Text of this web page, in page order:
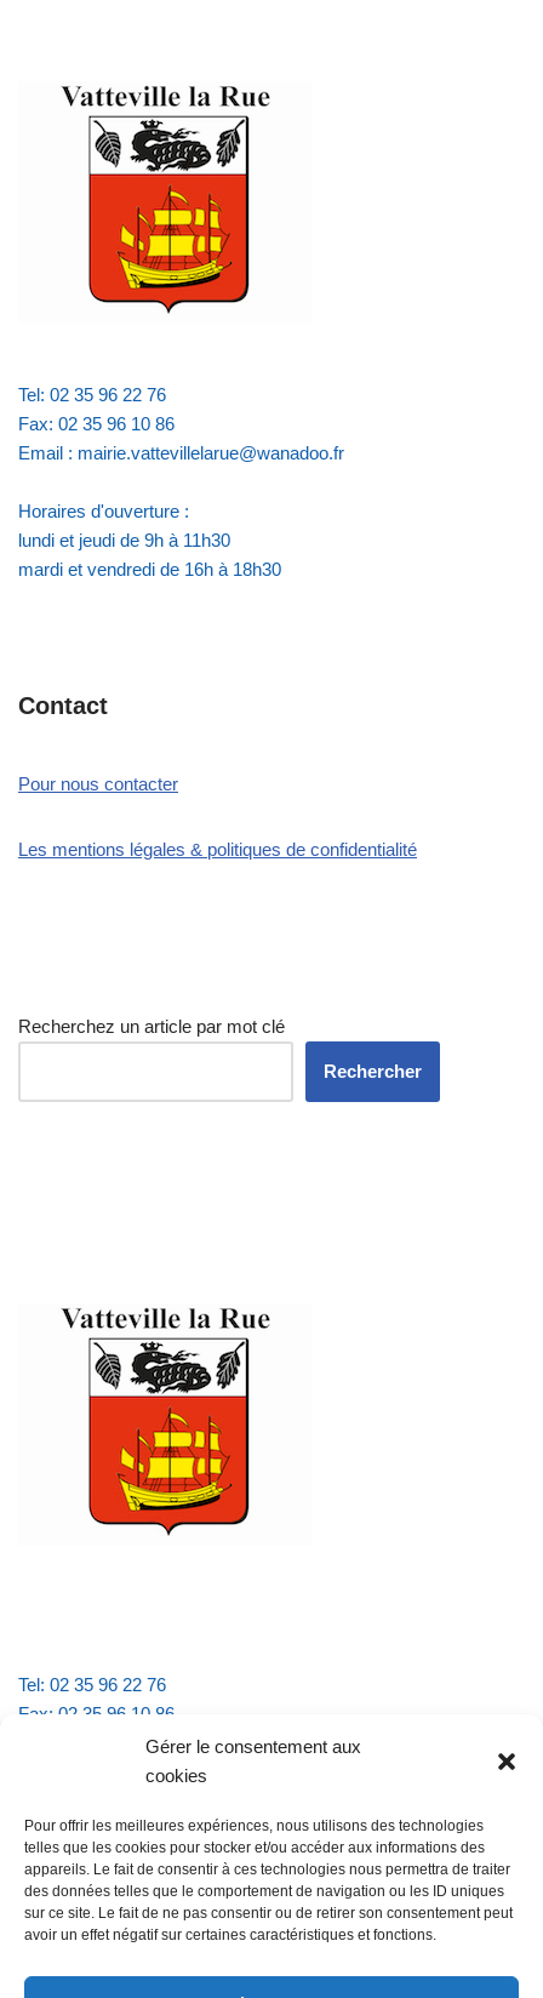
Gérer le consentement aux
cookies
Pour offrir les meilleures expériences, nous utilisons des technologies
telles que les cookies pour stocker et/ou accéder aux informations des
appareils. Le fait de consentir à ces technologies nous permettra de traiter
des données telles que le comportement de navigation ou les ID uniques
sur ce site. Le fait de ne pas consentir ou de retirer son consentement peut
avoir un effet négatif sur certaines caractéristiques et fonctions.
Tel: 02 35 96 22 76
Fax: 02 35 96 10 86
Email : mairie.vattevillelarue@wanadoo.fr
Horaires d'ouverture :
lundi et jeudi de 9h à 11h30
mardi et vendredi de 16h à 18h30
Contact
Pour nous contacter
Les mentions légales & politiques de confidentialité
Recherchez un article par mot clé
Rechercher
Tel: 02 35 96 22 76
Fax: 02 35 96 10 86
Email : mairie.vattevillelarue@wanadoo.fr
lundi et jeudi de 9h à 11h30
mardi et vendredi de 16h à 18h30